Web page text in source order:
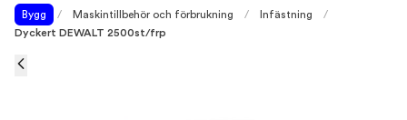
Bygg / Maskintillbehör och förbrukning / Infästning
/
Dyckert DEWALT 2500st/frp